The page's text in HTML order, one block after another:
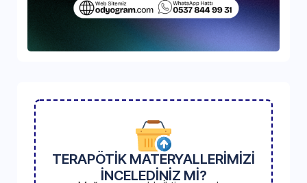
TERAPÖTİK MATERYALLERİMİZİ
İNCELEDİNİZ Mİ?